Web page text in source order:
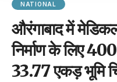
NATIONAL
औरंगाबाद में
निर्माण के लिए
33.77 एकड़ भूमि